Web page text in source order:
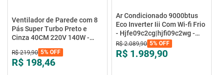
Ventilador de Parede com 8
Pás Super Turbo Preto e
Cinza 40CM 220V 140W -
R$ 219,90 5% OFF
R$ 198,46
Ar Condicionado 9000btus
Eco Inverter Iii Com Wi-fi Frio
- Hjfe09c2cg|hjfi09c2wg -
Elgin
R$ 2.089,90 5% OFF
R$ 1.989,90